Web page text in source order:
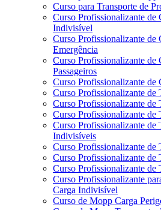
Curso para Transporte de
Curso Profissionalizante de
Indivisível
Curso Profissionalizante de
Emergência
Curso Profissionalizante de
Passageiros
Curso Profissionalizante de
Curso Profissionalizante de
Curso Profissionalizante de
Curso Profissionalizante de
Curso Profissionalizante de
Indivisíveis
Curso Profissionalizante de
Curso Profissionalizante de
Curso Profissionalizante de
Curso Profissionalizante
Carga Indivisível
Curso de Mopp Carga